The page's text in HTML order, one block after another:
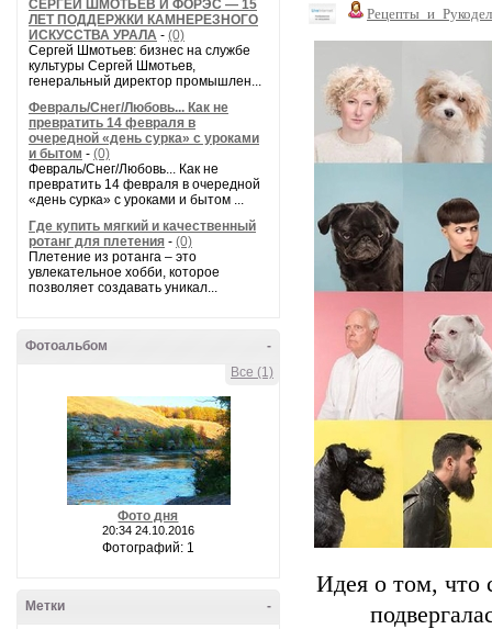
СЕРГЕЙ ШМОТЬЕВ И ФОРЭС — 15
ЛЕТ ПОДДЕРЖКИ КАМНЕРЕЗНОГО
ИСКУССТВА УРАЛА - (0)
Сергей Шмотьев: бизнес на службе
культуры Сергей Шмотьев,
генеральный директор промышлен...
Февраль/Снег/Любовь... Как не
превратить 14 февраля в
очередной «день сурка» с уроками
и бытом - (0)
Февраль/Снег/Любовь... Как не
превратить 14 февраля в очередной
«день сурка» с уроками и бытом ...
Где купить мягкий и качественный
ротанг для плетения - (0)
Плетение из ротанга – это
увлекательное хобби, которое
позволяет создавать уникал...
-
Фотоальбом
Все (1)
Фото дня
20:34 24.10.2016
Фотографий: 1
-
Метки
Идея о том, что